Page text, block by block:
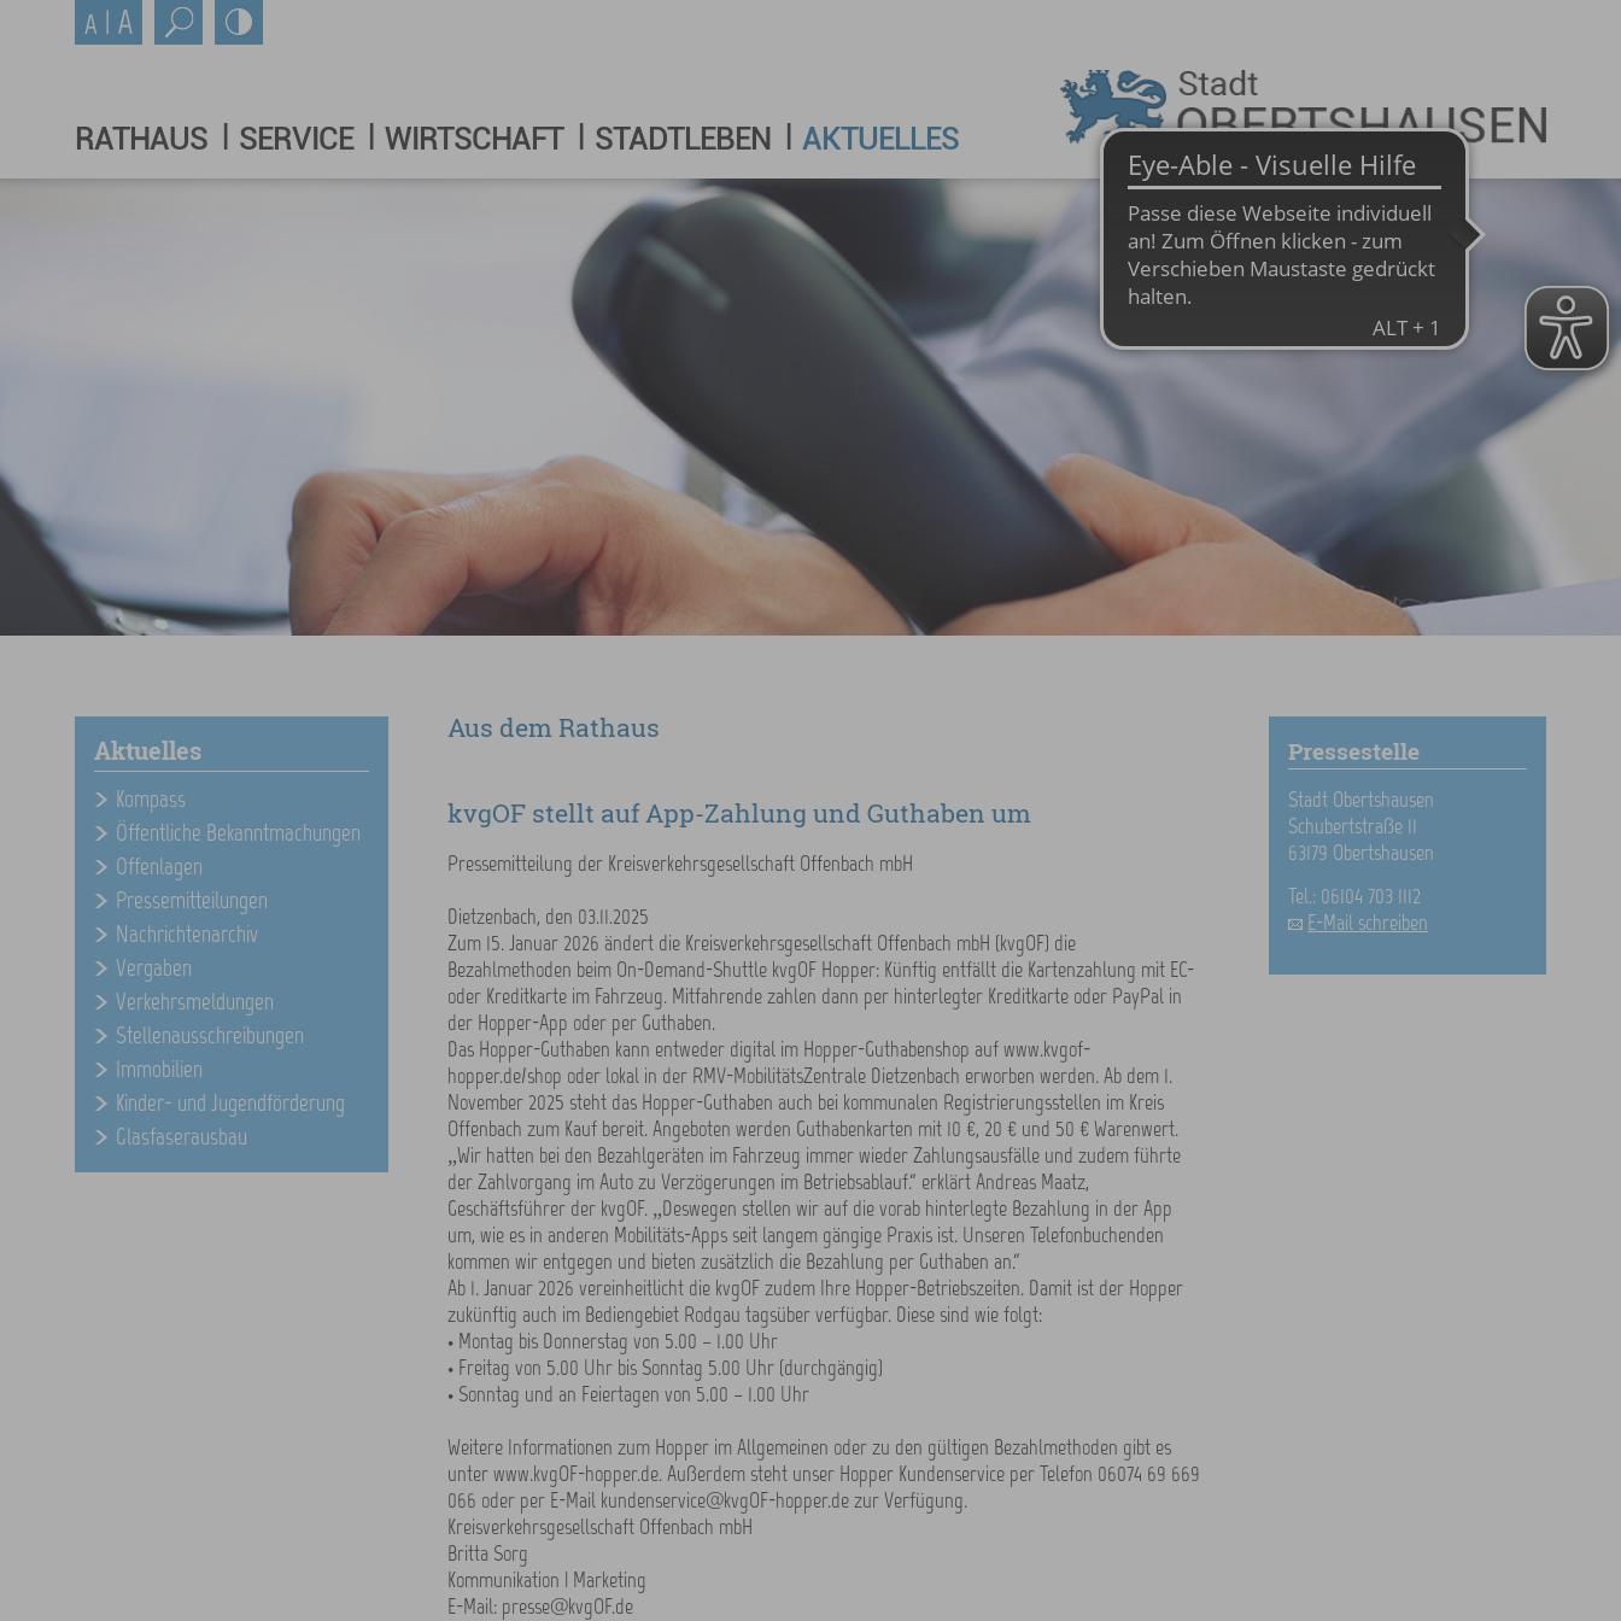
RATHAUS SERVICE WIRTSCHAFT STADTLEBEN AKTUELLES
Aktuelles
Kompass
Öffentliche Bekanntmachungen
Offenlagen
Pressemitteilungen
Nachrichtenarchiv
Vergaben
Verkehrsmeldungen
Stellenausschreibungen
Immobilien
Kinder- und Jugendförderung
Glasfaserausbau
Aus dem Rathaus
kvgOF stellt auf App-Zahlung und Guthaben um
Pressemitteilung der Kreisverkehrsgesellschaft Offenbach mbH
Dietzenbach, den 03.11.2025
Zum 15. Januar 2026 ändert die Kreisverkehrsgesellschaft Offenbach mbH (kvgOF) die
Bezahlmethoden beim On-Demand-Shuttle kvgOF Hopper: Künftig entfällt die Kartenzahlung mit EC-
oder Kreditkarte im Fahrzeug. Mitfahrende zahlen dann per hinterlegter Kreditkarte oder PayPal in
der Hopper-App oder per Guthaben.
Das Hopper-Guthaben kann entweder digital im Hopper-Guthabenshop auf www.kvgof-
hopper.de/shop oder lokal in der RMV-MobilitätsZentrale Dietzenbach erworben werden. Ab dem 1.
November 2025 steht das Hopper-Guthaben auch bei kommunalen Registrierungsstellen im Kreis
Offenbach zum Kauf bereit. Angeboten werden Guthabenkarten mit 10 €, 20 € und 50 € Warenwert.
„Wir hatten bei den Bezahlgeräten im Fahrzeug immer wieder Zahlungsausfälle und zudem führte
der Zahlvorgang im Auto zu Verzögerungen im Betriebsablauf.“ erklärt Andreas Maatz,
Geschäftsführer der kvgOF. „Deswegen stellen wir auf die vorab hinterlegte Bezahlung in der App
um, wie es in anderen Mobilitäts-Apps seit langem gängige Praxis ist. Unseren Telefonbuchenden
kommen wir entgegen und bieten zusätzlich die Bezahlung per Guthaben an.“
Ab 1. Januar 2026 vereinheitlicht die kvgOF zudem Ihre Hopper-Betriebszeiten. Damit ist der Hopper
zukünftig auch im Bediengebiet Rodgau tagsüber verfügbar. Diese sind wie folgt:
• Montag bis Donnerstag von 5.00 – 1.00 Uhr
• Freitag von 5.00 Uhr bis Sonntag 5.00 Uhr (durchgängig)
• Sonntag und an Feiertagen von 5.00 – 1.00 Uhr
Weitere Informationen zum Hopper im Allgemeinen oder zu den gültigen Bezahlmethoden gibt es
unter www.kvgOF-hopper.de. Außerdem steht unser Hopper Kundenservice per Telefon 06074 69 669
066 oder per E-Mail kundenservice@kvgOF-hopper.de zur Verfügung.
Kreisverkehrsgesellschaft Offenbach mbH
Britta Sorg
Kommunikation | Marketing
E-Mail: presse@kvgOF.de
Pressestelle
Stadt Obertshausen
Schubertstraße 11
63179 Obertshausen
Tel.: 06104 703 1112
E-Mail schreiben